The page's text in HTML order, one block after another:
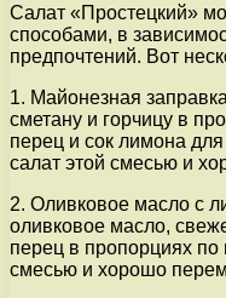
Салат «Простецкий»
способами, в
предпочтений. Вот
1. Майонезная
сметану и горчицу в
перец и сок лимона
салат этой смесью и
2. Оливковое масло с
оливковое масло,
перец в пропорциях по
смесью и хорошо